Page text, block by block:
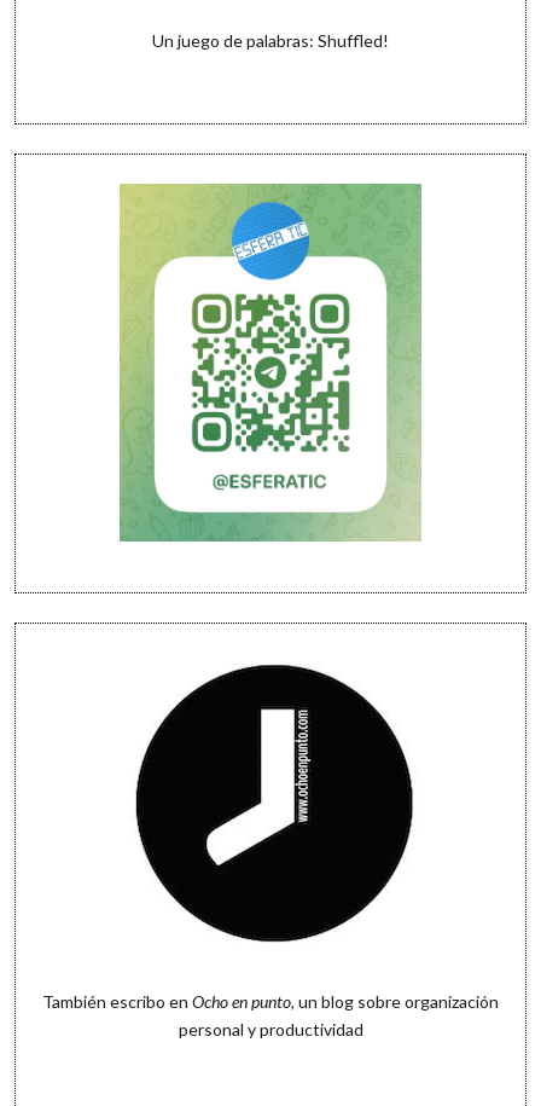
Un juego de palabras: Shuffled!
También escribo en Ocho en punto, un blog sobre organización
personal y productividad